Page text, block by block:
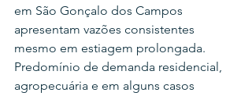
em São Gonçalo dos Campos
apresentam vazões consistentes
mesmo em estiagem prolongada.
Predomínio de demanda residencial,
agropecuária e em alguns casos